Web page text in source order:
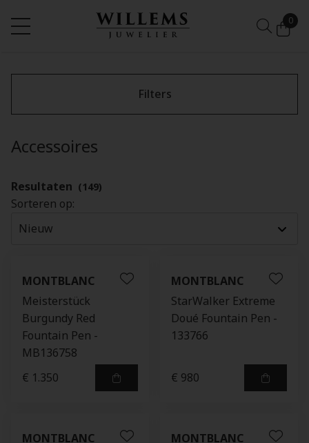
0
Filters
Accessoires
Resultaten (149)
Sorteren op:
MONTBLANC
Meisterstück
Burgundy Red
Fountain Pen -
MB136758
€ 1.350
MONTBLANC
StarWalker Extreme
Doué Fountain Pen -
133766
€ 980
MONTBLANC
MONTBLANC